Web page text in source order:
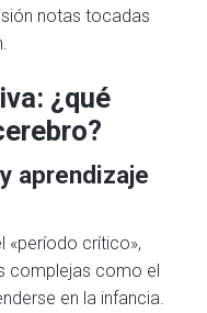
notas tocadas
¿qué
y aprendizaje
«período crítico»,
complejas como el
en la infancia.